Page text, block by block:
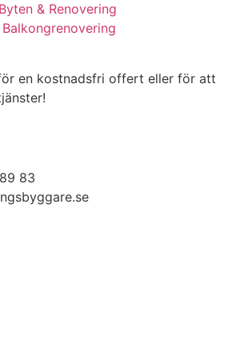
& Renovering
en kostnadsfri offert eller för att
83